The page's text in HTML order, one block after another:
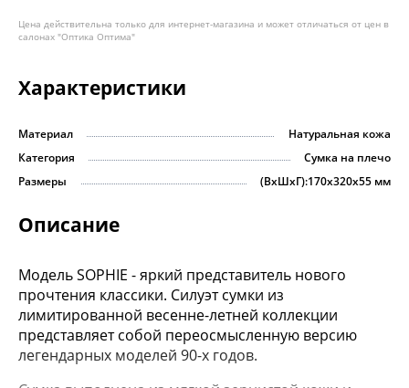
Цена действительна только для интернет-магазина и может отличаться от цен в
салонах "Оптика Оптима"
Описание
Модель SOPHIE - яркий представитель нового
прочтения классики. Силуэт сумки из
лимитированной весенне-летней коллекции
представляет собой переосмысленную версию
легендарных моделей 90-х годов.
Характеристики
Материал
Натуральная кожа
Категория
Сумка на плечо
Размеры
(ВхШхГ):170х320х55 мм